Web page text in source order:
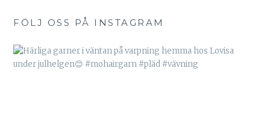
FÖLJ OSS PÅ INSTAGRAM